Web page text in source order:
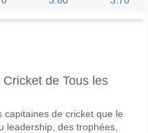
U21 06 June 2026 16:00.
avec une probabilité de 58%
de Tous les
capitaines de cricket que le
leadership, des trophées,